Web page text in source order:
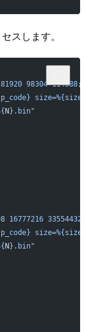
スします。
98304 114688
N }.bin"
16777216 33554432
N }.bin"